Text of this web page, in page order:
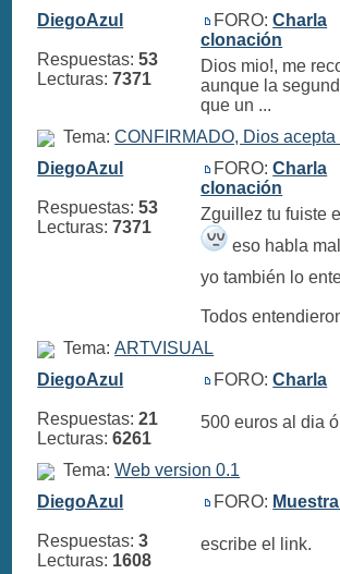
DiegoAzul
Respuestas:53
Lecturas:7371
FORO:Charla
clonación
Dios mio!, me
aunque la
que un ...
Tema:CONFIRMADO, Dios
DiegoAzul
Respuestas:53
Lecturas:7371
FORO:Charla
clonación
Zguillez tu fuiste
eso habla
yo también lo
Todos
Tema:ARTVISUAL
DiegoAzul
Respuestas:21
Lecturas:6261
FORO:Charla
500 euros al dia
Tema:Web version 0.1
DiegoAzul
Respuestas:3
Lecturas: 1608
FORO:
escribe el link.